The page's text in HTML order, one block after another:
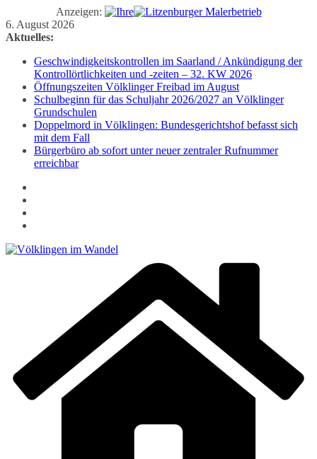
Anzeigen:
Zum
Inhalt
6. August 2026
Aktuelles:
Geschwindigkeitskontrollen im Saarland / Ankündigung der
Kontrollörtlichkeiten und -zeiten – 32. KW 2026
Öffnungszeiten Völklinger Freibad im August
Schulbeginn für das Schuljahr 2026/2027 an Völklinger
Grundschulen
Doppelmord in Völklingen: Bundesgerichtshof befasst sich
mit dem Fall
Bürgerbüro ab sofort unter neuer zentraler Rufnummer
erreichbar